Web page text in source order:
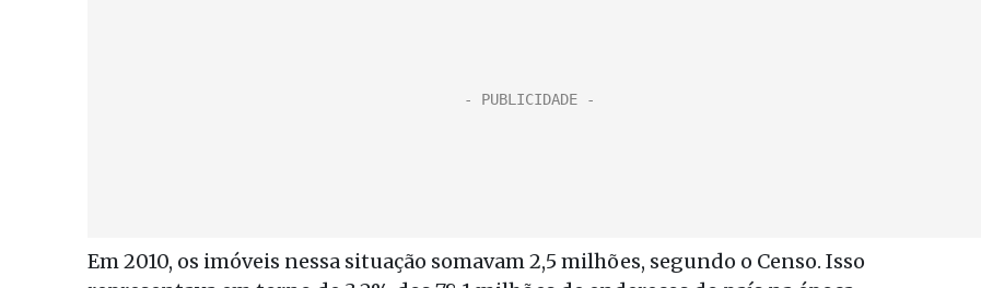
Em 2010, os imóveis nessa situação somavam 2,5 milhões, segundo o Censo. Isso